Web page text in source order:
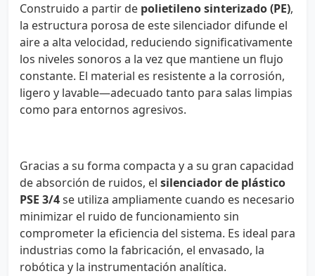
Construido a partir de polietileno sinterizado (PE),
la estructura porosa de este silenciador difunde el
aire a alta velocidad, reduciendo significativamente
los niveles sonoros a la vez que mantiene un flujo
constante. El material es resistente a la corrosión,
ligero y lavable—adecuado tanto para salas limpias
como para entornos agresivos.
Gracias a su forma compacta y a su gran capacidad
de absorción de ruidos, el silenciador de plástico
PSE 3/4se utiliza ampliamente cuando es necesario
minimizar el ruido de funcionamiento sin
comprometer la eficiencia del sistema. Es ideal para
industrias como la fabricación, el envasado, la
robótica y la instrumentación analítica.